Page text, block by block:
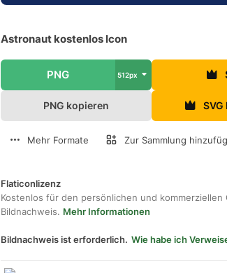
Astronaut kostenlos Icon
PNG 512px
PNG kopieren
Mehr Formate Zur Sammlung
Flaticonlizenz
Kostenlos für den persönlichen und kommerziellen
Bildnachweis. Mehr Informationen
Bildnachweis ist erforderlich. Wie habe ich